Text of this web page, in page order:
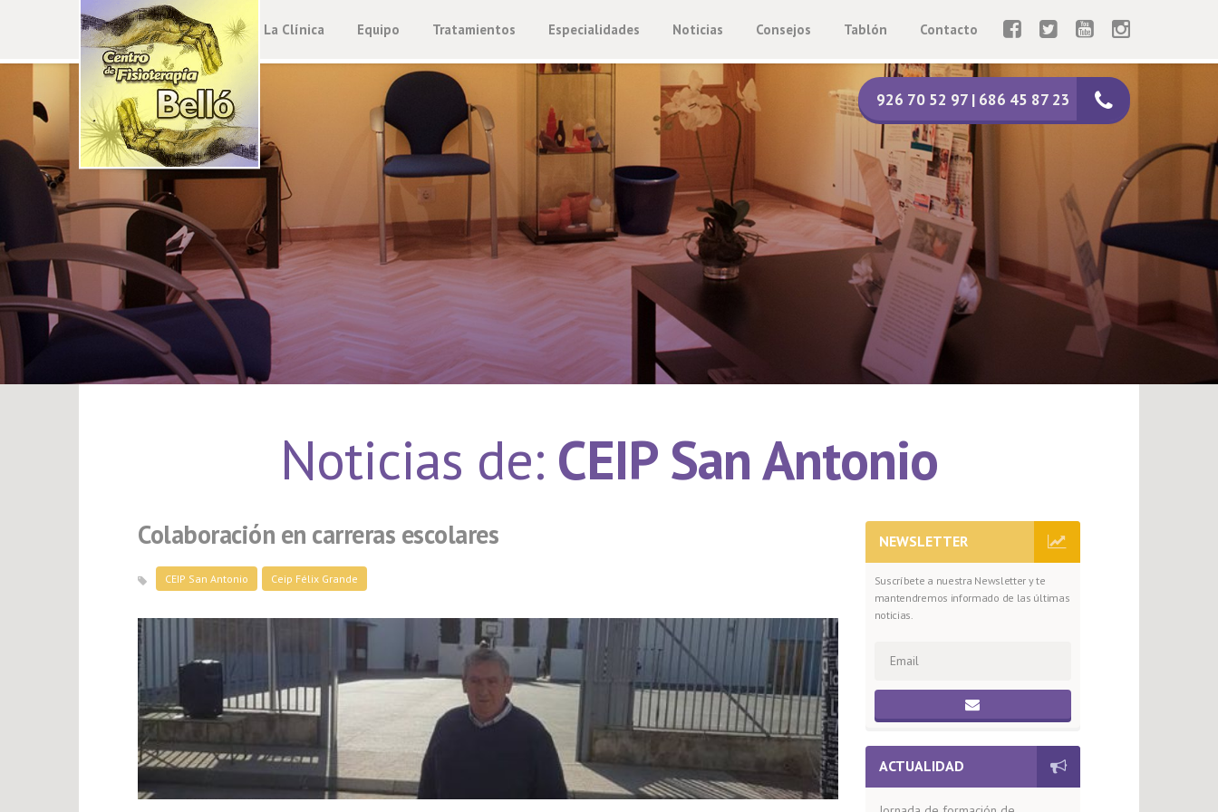
La Clínica Equipo Tratamientos Especialidades Noticias Consejos Tablón Contacto
926 70 52 97 | 686 45 87 23
Noticias de: CEIP San Antonio
Colaboración en carreras escolares
CEIP San Antonio Ceip Félix Grande
NEWSLETTER
Suscríbete a nuestra Newsletter y te
mantendremos informado de las últimas
noticias.
ACTUALIDAD